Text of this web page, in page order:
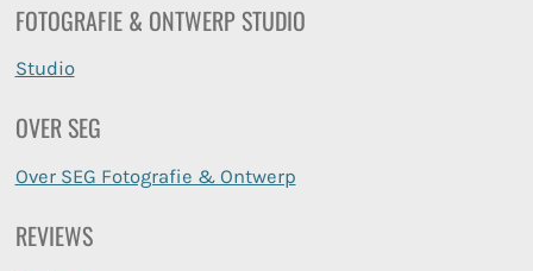
FOTOGRAFIE & ONTWERP STUDIO
Studio
OVER SEG
Over SEG Fotografie & Ontwerp
REVIEWS